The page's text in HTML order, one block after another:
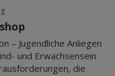
– Jugendliche Anliegen
und Erwachsensein
die